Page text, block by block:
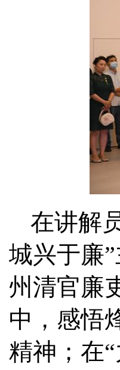
在讲解
城兴于廉
州清官廉
中，感悟
精神；在